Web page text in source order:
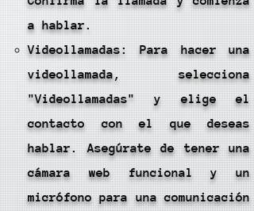
a hablar.
Videollamadas: Para hacer una
videollamada, selecciona
"Videollamadas" y elige el
contacto con el que deseas
hablar. Asegúrate de tener una
cámara web funcional y un
micrófono para una comunicación